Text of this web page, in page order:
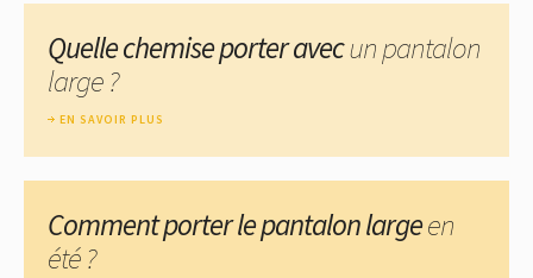
Quelle chemise porter avecun pantalon
large ?
EN SAVOIR PLUS
Comment porter le pantalon largeen
été ?